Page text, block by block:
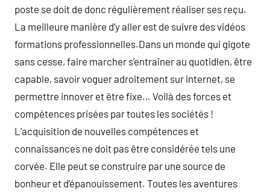
poste se doit de donc régulièrement réaliser ses reçu.
La meilleure manière d’y aller est de suivre des vidéos
formations professionnelles.Dans un monde qui gigote
sans cesse, faire marcher s’entraîner au quotidien, être
capable, savoir voguer adroitement sur internet, se
permettre innover et être fixe… Voilà des forces et
compétences prisées par toutes les sociétés !
L’acquisition de nouvelles compétences et
connaissances ne doit pas être considérée tels une
corvée. Elle peut se construire par une source de
bonheur et d’épanouissement. Toutes les aventures